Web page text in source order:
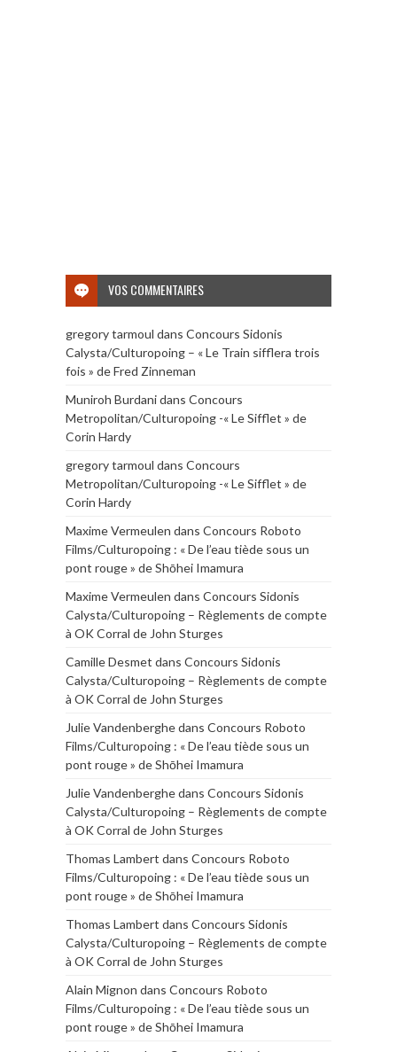
VOS COMMENTAIRES
gregory tarmoul dans Concours Sidonis
Calysta/Culturopoing – « Le Train sifflera trois
fois » de Fred Zinneman
Muniroh Burdanidans Concours
Metropolitan/Culturopoing -« Le Sifflet » de
Corin Hardy
gregory tarmoul dans Concours
Metropolitan/Culturopoing -« Le Sifflet » de
Corin Hardy
Maxime Vermeulen dans Concours Roboto
Films/Culturopoing : « De l’eau tiède sous un
pont rouge » de Shōhei Imamura
Maxime Vermeulen dans Concours Sidonis
Calysta/Culturopoing – Règlements de compte
à OK Corral de John Sturges
Camille Desmet dans Concours Sidonis
Calysta/Culturopoing – Règlements de compte
à OK Corral de John Sturges
Julie Vandenberghedans Concours Roboto
Films/Culturopoing : « De l’eau tiède sous un
pont rouge » de Shōhei Imamura
Julie Vandenberghedans Concours Sidonis
Calysta/Culturopoing – Règlements de compte
à OK Corral de John Sturges
Thomas Lambert dans Concours Roboto
Films/Culturopoing : « De l’eau tiède sous un
pont rouge » de Shōhei Imamura
Thomas Lambert dans Concours Sidonis
Calysta/Culturopoing – Règlements de compte
à OK Corral de John Sturges
Alain Mignon dans Concours Roboto
Films/Culturopoing : « De l’eau tiède sous un
pont rouge » de Shōhei Imamura